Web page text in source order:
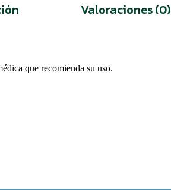
Valoraciones (0)
que recomienda su uso.